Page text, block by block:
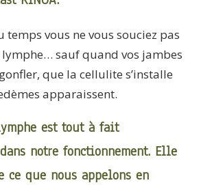
vous ne vous souciez pas
sauf quand vos jambes
que la cellulite s’installe
apparaissent.
est tout à fait
notre fonctionnement. Elle
que nous appelons en